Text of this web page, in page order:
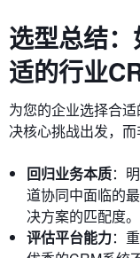
选型总结
适的行业
为您的企业选择合
决核心挑战出发，而
回归业务本质：
道协同中面临的
决方案的匹配度。
评估平台能力：